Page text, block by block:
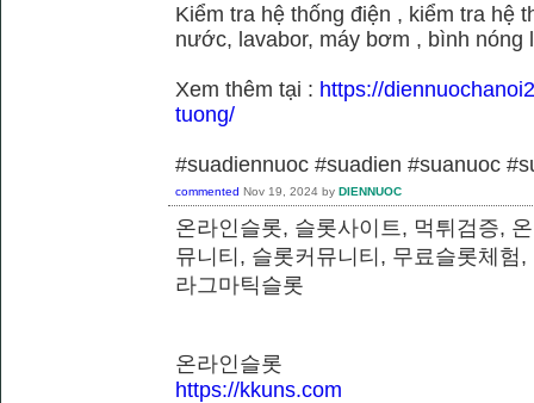
Kiểm tra hệ thống điện , kiểm tra hệ
nước, lavabor, máy bơm , bình nóng
Xem thêm tại : https://
tuong/
#suadiennuoc #suadien #suanuoc
commented Nov 19, 2024 by DIENNUOC
온라인슬롯, 슬롯사이트, 먹튀검증,
뮤니티, 슬롯커뮤니티, 무료슬롯체험
라그마틱슬롯
온라인슬롯
https://kkuns.com